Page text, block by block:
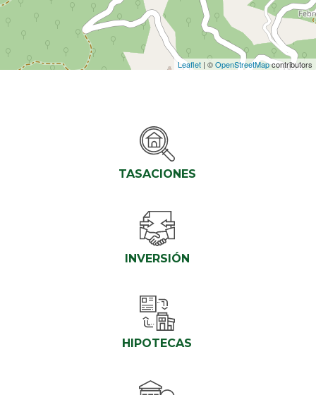
Leaflet | ©OpenStreetMapcontributors
TASACIONES
INVERSIÓN
HIPOTECAS